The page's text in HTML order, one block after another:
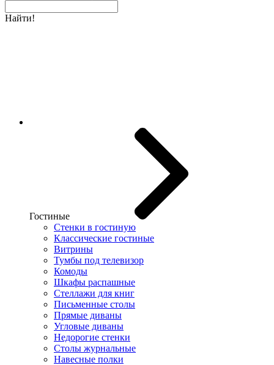
Найти!
Гостиные
Стенки в гостиную
Классические гостиные
Витрины
Тумбы под телевизор
Комоды
Шкафы распашные
Стеллажи для книг
Письменные столы
Прямые диваны
Угловые диваны
Недорогие стенки
Столы журнальные
Навесные полки